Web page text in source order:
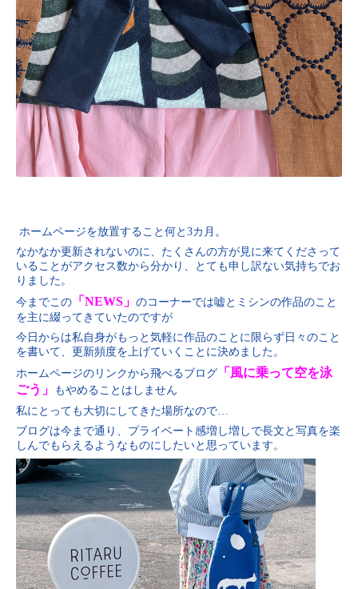
ホームページを放置すること何と3カ月。
なかなか更新されないのに、たくさんの方が見に来てくださって
いることがアクセス数から分かり、とても申し訳ない気持ちでお
りました。
今までこの 「NEWS」 のコーナーでは嘘とミシンの作品のこと
を主に綴ってきていたのですが
今日からは私自身がもっと気軽に作品のことに限らず日々のこと
を書いて、更新頻度を上げていくことに決めました。
ホームページのリンクから飛べるブログ 「風に乗って空を泳
ごう」
もやめることはしません
私にとっても大切にしてきた場所なので…
ブログは今まで通り、プライベート感増し増しで長文と写真を楽
しんでもらえるようなものにしたいと思っています。